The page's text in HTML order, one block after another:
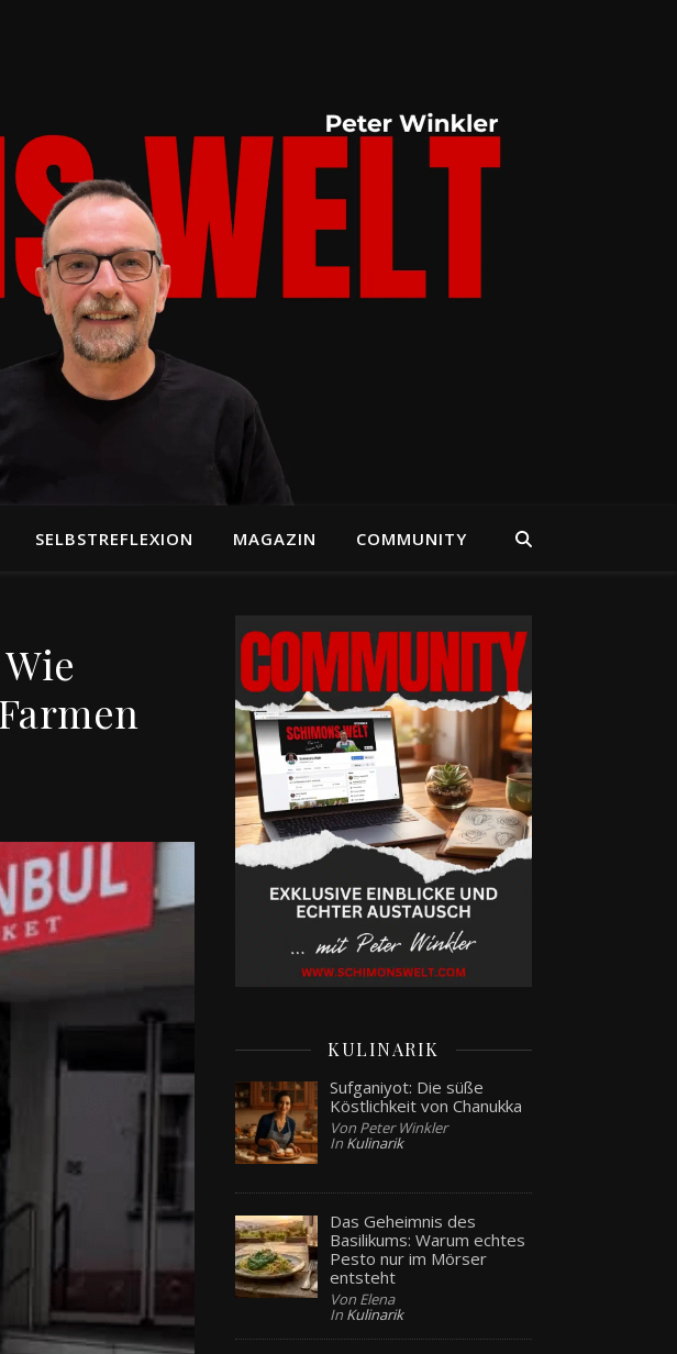
SELBSTREFLEXION MAGAZIN COMMUNITY
KULINARIK
Sufganiyot: Die süße
Köstlichkeit von Chanukka
Von Peter Winkler
In Kulinarik
Das Geheimnis des
Basilikums: Warum echtes
Pesto nur im Mörser
entsteht
Von Elena
In Kulinarik